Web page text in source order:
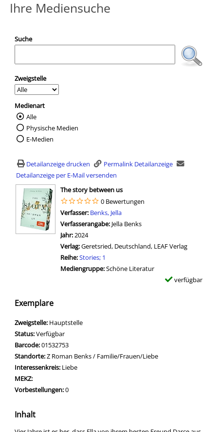
Ihre Mediensuche
Suche
Zweigstelle
Medienart
Wählen Sie die Medienart nach der Sie
Alle
Physische Medien
E-Medien
Detailanzeige drucken
Permalink Detailanzeige
Detailanzeige per E-Mail versenden
wird in neuem Tab geöffnet
The story between us
0 Bewertungen
Verfasser: Suche nach diesem Verfasser
Benks, Jella
Verfasserangabe: Jella Benks
Jahr: 2024
Verlag:Geretsried, Deutschland, LEAF Verlag
Reihe:Stories; 1
Mediengruppe:Schöne Literatur
verfügbar
Exemplare
Zweigstelle: Hauptstelle
Status:Verfügbar
Barcode:01532753
Standorte:Z Roman Benks / Familie/Frauen/Liebe
Interessenkreis: Liebe
MEKZ:
Vorbestellungen:0
Inhalt